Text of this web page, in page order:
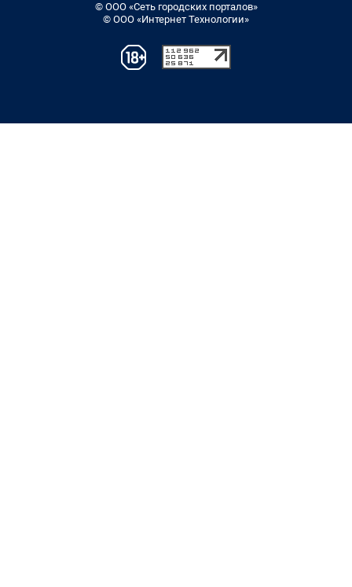
© ООО «Сеть городских порталов»
© ООО «Интернет Технологии»